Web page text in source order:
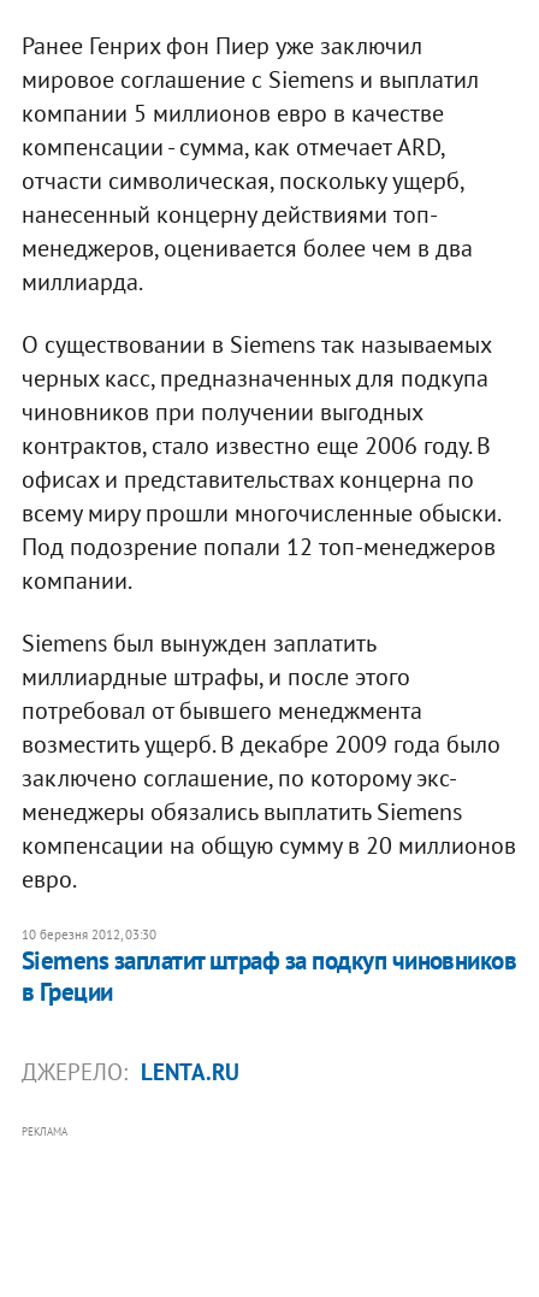
Ранее Генрих фон Пиер уже заключил
мировое соглашение с Siemens и выплатил
компании 5 миллионов евро в качестве
компенсации - сумма, как отмечает ARD,
отчасти символическая, поскольку ущерб,
нанесенный концерну действиями топ-
менеджеров, оценивается более чем в два
миллиарда.
О существовании в Siemens так называемых
черных касс, предназначенных для подкупа
чиновников при получении выгодных
контрактов, стало известно еще 2006 году. В
офисах и представительствах концерна по
всему миру прошли многочисленные обыски.
Под подозрение попали 12 топ-менеджеров
компании.
Siemens был вынужден заплатить
миллиардные штрафы, и после этого
потребовал от бывшего менеджмента
возместить ущерб. В декабре 2009 года было
заключено соглашение, по которому экс-
менеджеры обязались выплатить Siemens
компенсации на общую сумму в 20 миллионов
евро.
10 березня 2012, 03:30
Siemens заплатит штраф за подкуп чиновников
в Греции
ДЖЕРЕЛО: LENTA.RU
РЕКЛАМА